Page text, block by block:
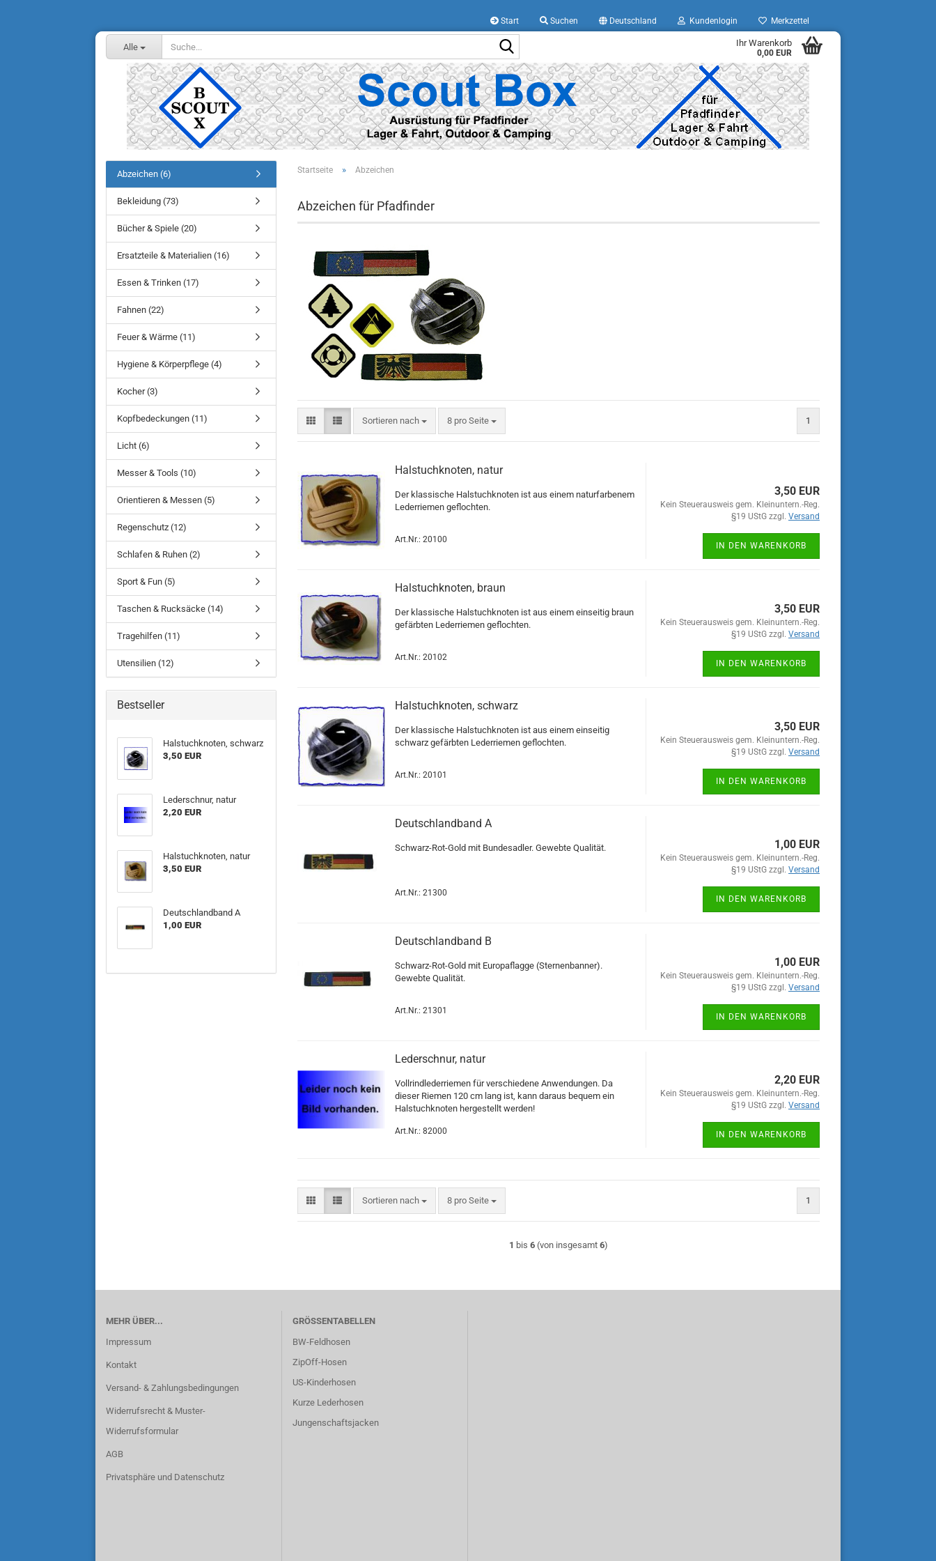
Start Suchen Deutschland Kundenlogin Merkzettel
Alle Ihr Warenkorb
0,00 EUR
Startseite » Abzeichen
Abzeichen für Pfadfinder
Sortieren nach
Sortieren nach 8 pro Seite
pro Seite 1
Halstuchknoten, natur
Der klassische Halstuchknoten ist aus einem naturfarbenem
Lederriemen geflochten.
Art.Nr.: 20100
3,50 EUR
Kein Steuerausweis gem. Kleinuntern.-Reg.
§19 UStG zzgl. Versand
IN DEN WARENKORB
Halstuchknoten, braun
Der klassische Halstuchknoten ist aus einem einseitig braun
gefärbten Lederriemen geflochten.
Art.Nr.: 20102
3,50 EUR
Kein Steuerausweis gem. Kleinuntern.-Reg.
§19 UStG zzgl. Versand
IN DEN WARENKORB
Halstuchknoten, schwarz
Der klassische Halstuchknoten ist aus einem einseitig
schwarz gefärbten Lederriemen geflochten.
Art.Nr.: 20101
3,50 EUR
Kein Steuerausweis gem. Kleinuntern.-Reg.
§19 UStG zzgl. Versand
IN DEN WARENKORB
Deutschlandband A
Schwarz-Rot-Gold mit Bundesadler. Gewebte Qualität.
Art.Nr.: 21300
1,00 EUR
Kein Steuerausweis gem. Kleinuntern.-Reg.
§19 UStG zzgl. Versand
IN DEN WARENKORB
Deutschlandband B
Schwarz-Rot-Gold mit Europaflagge (Sternenbanner).
Gewebte Qualität.
Art.Nr.: 21301
1,00 EUR
Kein Steuerausweis gem. Kleinuntern.-Reg.
§19 UStG zzgl. Versand
IN DEN WARENKORB
Lederschnur, natur
Vollrindlederriemen für verschiedene Anwendungen. Da
dieser Riemen 120 cm lang ist, kann daraus bequem ein
Halstuchknoten hergestellt werden!
Art.Nr.: 82000
2,20 EUR
Kein Steuerausweis gem. Kleinuntern.-Reg.
§19 UStG zzgl. Versand
IN DEN WARENKORB
Sortieren nach
Sortieren nach 8 pro Seite
pro Seite 1
1 bis 6 (von insgesamt 6)
Abzeichen (6)
Bekleidung (73)
Bücher & Spiele (20)
Ersatzteile & Materialien (16)
Essen & Trinken (17)
Fahnen (22)
Feuer & Wärme (11)
Hygiene & Körperpflege (4)
Kocher (3)
Kopfbedeckungen (11)
Licht (6)
Messer & Tools (10)
Orientieren & Messen (5)
Regenschutz (12)
Schlafen & Ruhen (2)
Sport & Fun (5)
Taschen & Rucksäcke (14)
Tragehilfen (11)
Utensilien (12)
Bestseller
Halstuchknoten, schwarz
3,50 EUR
Lederschnur, natur
2,20 EUR
Halstuchknoten, natur
3,50 EUR
Deutschlandband A
1,00 EUR
MEHR ÜBER...
Impressum
Kontakt
Versand- & Zahlungsbedingungen
Widerrufsrecht & Muster-
Widerrufsformular
AGB
Privatsphäre und Datenschutz
GRÖSSENTABELLEN
BW-Feldhosen
ZipOff-Hosen
US-Kinderhosen
Kurze Lederhosen
Jungenschaftsjacken